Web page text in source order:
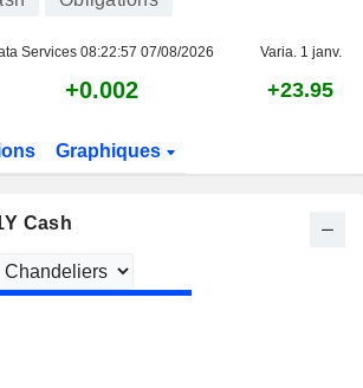
Services 08:22:57 07/08/2026 Varia. 1 janv.
+0.002 +23.95
Graphiques
Cash